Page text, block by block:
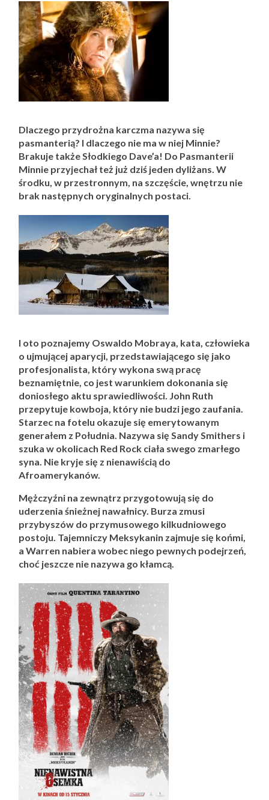
Dlaczego przydrożna karczma nazywa się
pasmanterią? I dlaczego nie ma w niej Minnie?
Brakuje także Słodkiego Dave’a! Do Pasmanterii
Minnie przyjechał też już dziś jeden dyliżans. W
środku, w przestronnym, na szczęście, wnętrzu nie
brak następnych oryginalnych postaci.
I oto poznajemy Oswaldo Mobraya, kata, człowieka
o ujmującej aparycji, przedstawiającego się jako
profesjonalista, który wykona swą pracę
beznamiętnie, co jest warunkiem dokonania się
doniosłego aktu sprawiedliwości. John Ruth
przepytuje kowboja, który nie budzi jego zaufania.
Starzec na fotelu okazuje się emerytowanym
generałem z Południa. Nazywa się Sandy Smithers i
szuka w okolicach Red Rock ciała swego zmarłego
syna. Nie kryje się z nienawiścią do
Afroamerykanów.
Mężczyźni na zewnątrz przygotowują się do
uderzenia śnieżnej nawałnicy. Burza zmusi
przybyszów do przymusowego kilkudniowego
postoju. Tajemniczy Meksykanin zajmuje się końmi,
a Warren nabiera wobec niego pewnych podejrzeń,
choć jeszcze nie nazywa go kłamcą.